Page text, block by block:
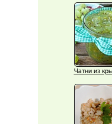
Чатни из